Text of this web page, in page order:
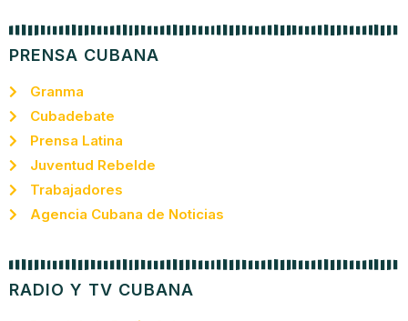
PRENSA CUBANA
Granma
Cubadebate
Prensa Latina
Juventud Rebelde
Trabajadores
Agencia Cubana de Noticias
RADIO Y TV CUBANA